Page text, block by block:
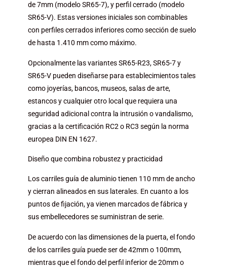
de 7mm (modelo SR65-7), y perfil cerrado (modelo
SR65-V). Estas versiones iniciales son combinables
con perfiles cerrados inferiores como sección de suelo
de hasta 1.410 mm como máximo.
Opcionalmente las variantes SR65-R23, SR65-7 y
SR65-V pueden diseñarse para establecimientos tales
como joyerías, bancos, museos, salas de arte,
estancos y cualquier otro local que requiera una
seguridad adicional contra la intrusión o vandalismo,
gracias a la certificación RC2 o RC3 según la norma
europea DIN EN 1627.
Diseño que combina robustez y practicidad
Los carriles guía de aluminio tienen 110 mm de ancho
y cierran alineados en sus laterales. En cuanto a los
puntos de fijación, ya vienen marcados de fábrica y
sus embellecedores se suministran de serie.
De acuerdo con las dimensiones de la puerta, el fondo
de los carriles guía puede ser de 42mm o 100mm,
mientras que el fondo del perfil inferior de 20mm o